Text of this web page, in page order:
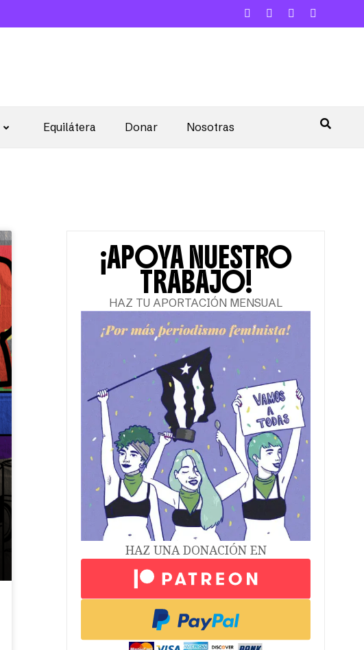
Equilátera Donar Nosotras
¡APOYA NUESTRO
TRABAJO!
HAZ TU APORTACIÓN MENSUAL
HAZ UNA DONACIÓN EN